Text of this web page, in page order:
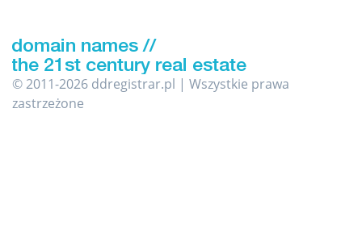
© 2011-2026 ddregistrar.pl | Wszystkie prawa
zastrzeżone